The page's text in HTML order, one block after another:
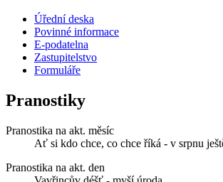
Úřední deska
Povinné informace
E-podatelna
Zastupitelstvo
Formuláře
Pranostiky
Pranostika na akt. měsíc
Ať si kdo chce, co chce říká - v srpnu
Pranostika na akt. den